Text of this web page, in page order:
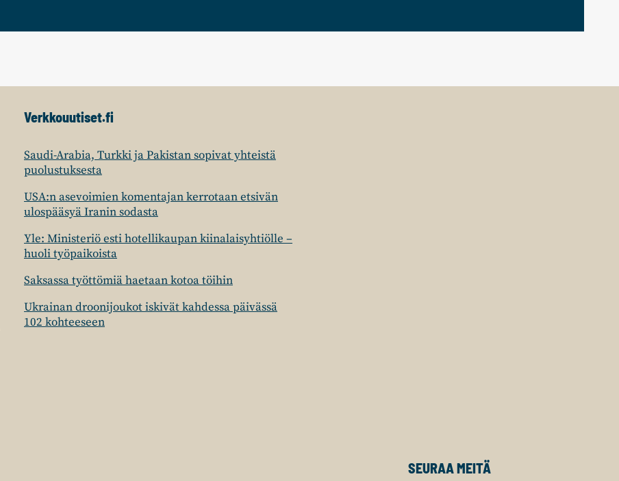
Verkkouutiset.fi
Saudi-Arabia, Turkki ja Pakistan sopivat yhteistä
puolustuksesta
USA:n asevoimien komentajan kerrotaan etsivän
ulospääsyä Iranin sodasta
Yle: Ministeriö esti hotellikaupan kiinalaisyhtiölle –
huoli työpaikoista
Saksassa työttömiä haetaan kotoa töihin
Ukrainan droonijoukot iskivät kahdessa päivässä
102 kohteeseen
SEURAA MEITÄ